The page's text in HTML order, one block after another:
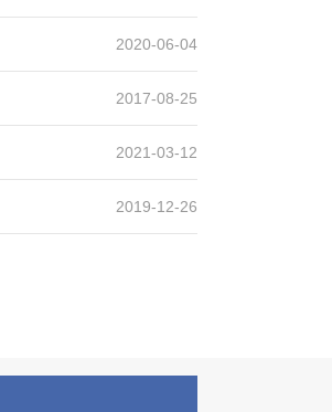
2020-06-04
2017-08-25
2021-03-12
2019-12-26